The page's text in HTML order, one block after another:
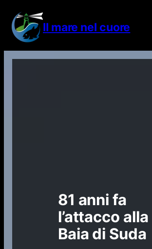
contenuto
Il mare nel cuore
81 anni fa
l’attacco alla
Baia di Suda